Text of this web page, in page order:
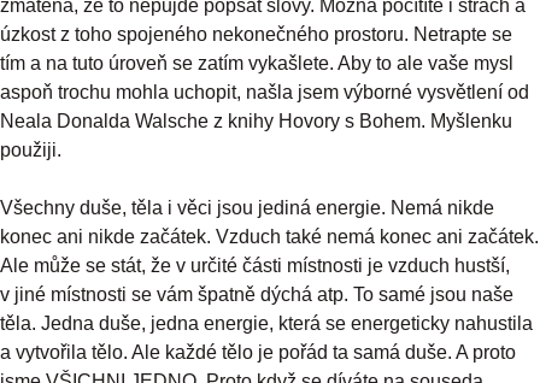
zmatená, že to nepůjde popsat slovy. Možná pocítíte i strach a
úzkost z toho spojeného nekonečného prostoru. Netrapte se
tím a na tuto úroveň se zatím vykašlete. Aby to ale vaše mysl
aspoň trochu mohla uchopit, našla jsem výborné vysvětlení od
Neala Donalda Walsche z knihy Hovory s Bohem. Myšlenku
použiji.
Všechny duše, těla i věci jsou jediná energie. Nemá nikde
konec ani nikde začátek. Vzduch také nemá konec ani začátek.
Ale může se stát, že v určité části místnosti je vzduch hustší,
v jiné místnosti se vám špatně dýchá atp. To samé jsou naše
těla. Jedna duše, jedna energie, která se energeticky nahustila
a vytvořila tělo. Ale každé tělo je pořád ta samá duše. A proto